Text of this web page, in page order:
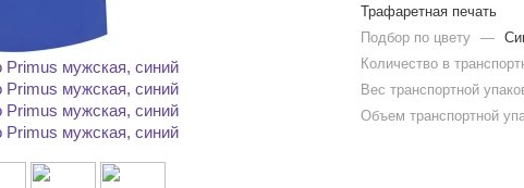
Трафаретная печать
Подбор по цвету
—
Количество в
Вес транспортной
Объем транспортной